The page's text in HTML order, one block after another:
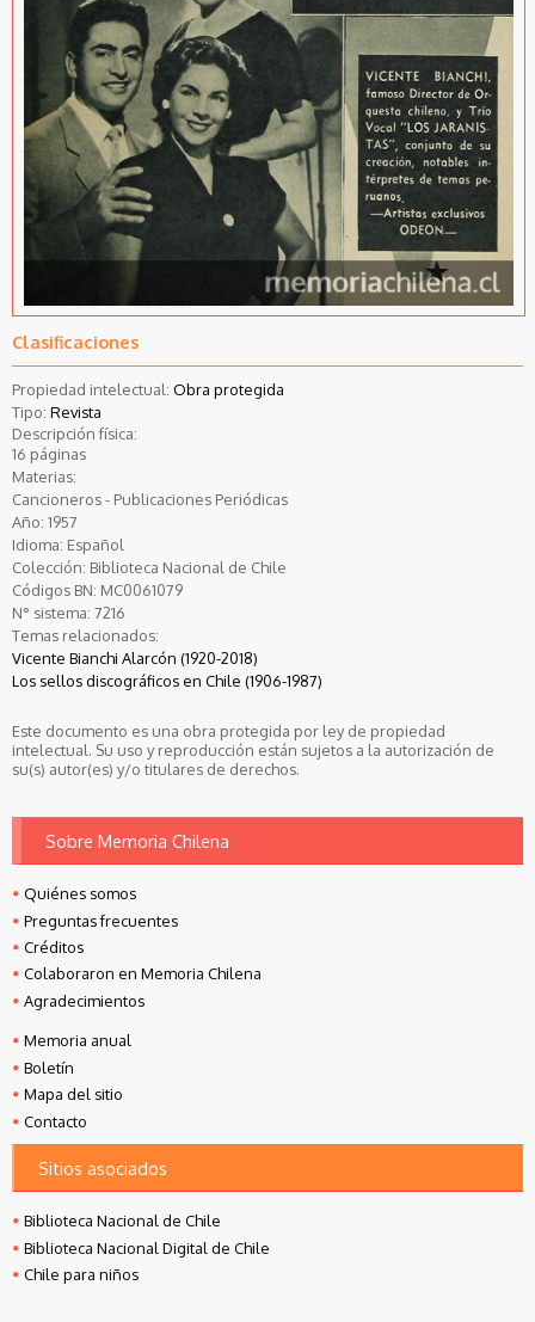
Clasificaciones
Propiedad intelectual: Obra protegida
Tipo: Revista
Descripción física:
16 páginas
Materias:
Cancioneros - Publicaciones Periódicas
Año: 1957
Idioma: Español
Colección: Biblioteca Nacional de Chile
Códigos BN: MC0061079
N° sistema: 7216
Temas relacionados:
Vicente Bianchi Alarcón (1920-2018)
Los sellos discográficos en Chile (1906-1987)
Este documento es una obra protegida por ley de propiedad
intelectual. Su uso y reproducción están sujetos a la autorización de
su(s) autor(es) y/o titulares de derechos.
Sobre Memoria Chilena
Quiénes somos
Preguntas frecuentes
Créditos
Colaboraron en Memoria Chilena
Agradecimientos
Memoria anual
Boletín
Mapa del sitio
Contacto
Sitios asociados
Biblioteca Nacional de Chile
Biblioteca Nacional Digital de Chile
Chile para niños